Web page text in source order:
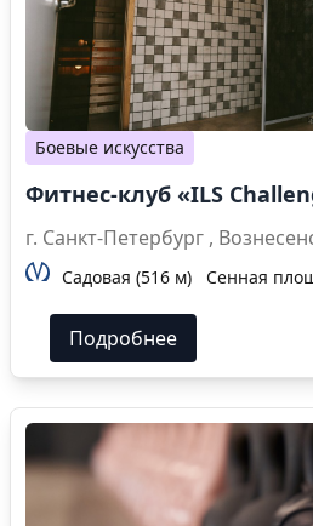
Боевые искусства
Фитнес-клуб «ILS
г. Санкт-
Садовая (516 м) Сенная
Подробнее